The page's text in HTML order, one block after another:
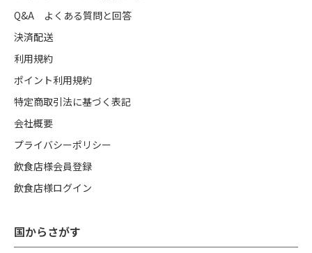
国からさがす
Q&A よくある質問と回答
決済配送
利用規約
ポイント利用規約
特定商取引法に基づく表記
会社概要
プライバシーポリシー
飲食店様会員登録
飲食店様ログイン